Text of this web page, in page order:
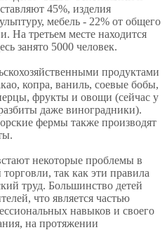
45%, изделия
мебель - 22% от общего
На третьем месте находится
занято 5000 человек.
продуктами
копра, ваниль, соевые бобы,
фрукты и овощи (сейчас у
даже виноградники).
фермы также производят
некоторые проблемы в
так как эти правила
труд. Большинство детей
что является частью
навыков и своего
на протяжении